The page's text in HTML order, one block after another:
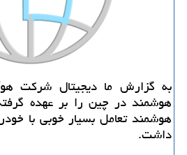
به گزارش ما دیجیتال شرکت
هوشمند در چین را بر عهده
هوشمند تعامل بسیار خوبی با
داشت.